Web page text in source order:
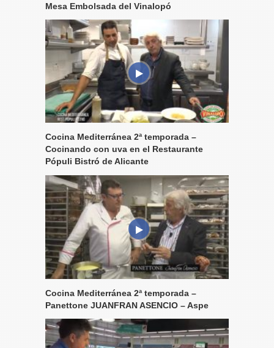
Mesa Embolsada del Vinalopó
Cocina Mediterránea 2ª temporada –
Cocinando con uva en el Restaurante
Pópuli Bistró de Alicante
Cocina Mediterránea 2ª temporada –
Panettone JUANFRAN ASENCIO – Aspe